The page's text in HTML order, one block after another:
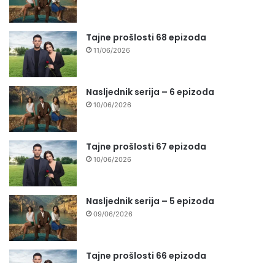
Tajne prošlosti 68 epizoda
11/06/2026
Nasljednik serija – 6 epizoda
10/06/2026
Tajne prošlosti 67 epizoda
10/06/2026
Nasljednik serija – 5 epizoda
09/06/2026
Tajne prošlosti 66 epizoda